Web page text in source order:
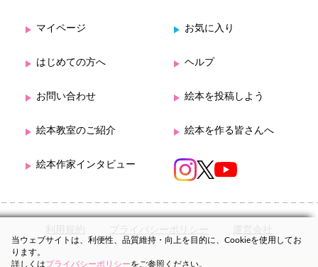
マイページ お気に入り
はじめての方へ ヘルプ
お問い合わせ 絵本を投稿しよう
絵本教室のご紹介 絵本を作る皆さんへ
絵本作家インタビュー
利用規約 プライバシーポリシー 運営会社
当ウェブサイトは、利便性、品質維持・向上を目的に、Cookieを使用してお
ります。
詳しくはプライバシーポリシーをご参照ください。